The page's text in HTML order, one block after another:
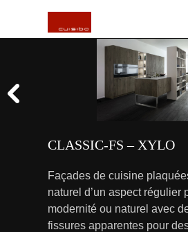
CLASSIC-FS – XYLO
Façades de cuisine
naturel d’un aspect régulier
modernité ou naturel avec
fissures apparentes pour